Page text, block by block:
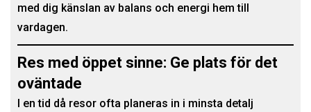
med dig känslan av balans och energi hem till
vardagen.
Res med öppet sinne: Ge plats för det
oväntade
I en tid då resor ofta planeras in i minsta detalj